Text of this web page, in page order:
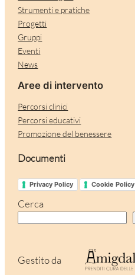
Strumenti e pratiche
Progetti
Gruppi
Eventi
News
Aree di intervento
Percorsi clinici
Percorsi educativi
Promozione del benessere
Documenti
Privacy Policy Cookie Policy
Cerca
Gestito da